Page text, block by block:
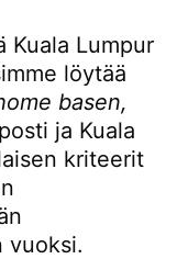
Kuala Lumpur
löytää
basen,
ja Kuala
kriteerit
vuoksi.